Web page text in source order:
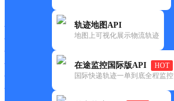
轨迹地图API
地图上可视化展示物流轨迹
在途监控国际版API
HOT
国际快递轨迹一单到底全程监控